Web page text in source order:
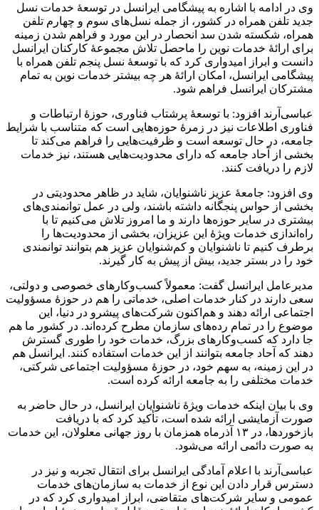
وی در ادامه با اشاره به پیشگامی ایرانسل در توسعۀ خدمات نسل
جدید تلفن همراه در کشور، از جمله نسل‌های سوم و چهارم تلفن
همراه، شکسته شدن سد انحصار در این مورد و فراهم شدن زمینه
برای ارائۀ خدمات نوین را ماحصل تلاش مجموعۀ کارکنان ایرانسل
دانست و ابراز امیدواری کرد که با توسعۀ نسل پنجم تلفن همراه با
پیشگامی ایرانسل، امکان ارائۀ هر چه بیشتر خدمات نوین به تمام
مشترکان ایرانسل فراهم شود.
عباسی‌آرند افزود: با توسعۀ پرشتاب فناوری، حوزۀ ارتباطات و
فناوری اطلاعات نیز در زمرۀ حوزه‌هایی است که متناسب با شرایط
جامعه، در حال توسعه است و ظرفیت‌هایی را فراهم می‌کند تا
بخشی از آحاد جامعه که دارای محدودیت‌هایی هستند، نیز خدمات
لازم را دریافت کنند.
وی افزود: جامعۀ عزیز ناشنوایان، شاید در ظاهر محدودیتی در
بخشی از حواس پنجگانه داشته باشند، ولی در عمل توانمندی‌های
بیشتری در سایر حوزه‌ها دارند و ما امروز تلاش می‌کنیم تا با
راه‌اندازی خدمات ویژۀ این عزیزان، بخشی از محدودیت‌ها را
برطرف کنیم تا ناشنوایان و کم‌شنوایان عزیز هم بتوانند توانمندی
خود را در بستر جدید، بیش از پیش به کار گیرند.
مدیرعامل ایرانسل گفت: معمولاً کسب‌وکارهای خصوصی و دولتی،
سعی دارند در کنار خدمات اصلی، خدماتی را هم در حوزۀ مسؤولیت
اجتماعی ارائه دهند و هم‌اکنون شرکت‌های پیشرو در دنیا، این
موضوع را در تمام رده‌های سازمان مطرح کرده‌اند. در کشور ما هم
جا دارد که کسب‌وکارهای بزرگ، خدمات خود را طوری گسترش
دهند که آحاد جامعه بتوانند از این خدمات استفاده کنند. ایرانسل هم
در این زمینه، به سهم خود، در حوزۀ مسؤولیت اجتماعی شرکتی،
خدمات مختلفی را به جامعه ارائه کرده است.
وی با بیان اینکه خدمات ویژۀ ناشنوایان ایرانسل، در حال حاضر به
صورت آزمایشی ارائه شده است، تأکید کرد که با دریافت
بازخوردها، در ۱۳ آذرماه همزمان با روز جهانی معلولان، این خدمات
به صورت دائمی ارائه می‌شود.
عباسی‌آرند با اعلام آمادگی ایرانسل برای انتقال تجربه و نیز در
دسترس قرار دادن این نوع از خدمات به سازمان‌های خدمات
عمومی و سایر شرکت‌های متقاضی، ابراز امیدواری کرد که در